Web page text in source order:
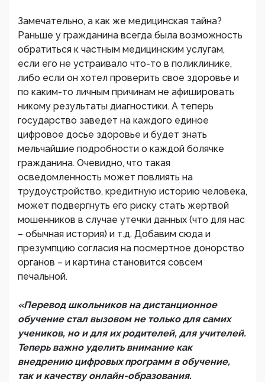
Замечательно, а как же медицинская тайна?
Раньше у гражданина всегда была возможность
обратиться к частным медицинским услугам,
если его не устраивало что-то в поликлинике,
либо если он хотел проверить свое здоровье и
по каким-то личным причинам не афишировать
никому результаты диагностики. А теперь
государство заведет на каждого единое
цифровое досье здоровье и будет знать
мельчайшие подробности о каждой болячке
гражданина. Очевидно, что такая
осведомленность может повлиять на
трудоустройство, кредитную историю человека,
может подвергнуть его риску стать жертвой
мошенников в случае утечки данных (что для нас
– обычная история) и т.д. Добавим сюда и
презумпцию согласия на посмертное донорство
органов – и картина становится совсем
печальной.
«Перевод школьников на дистанционное
обучение стал вызовом не только для самих
учеников, но и для их родителей, для учителей.
Теперь важно уделить внимание как
внедрению цифровых программ в обучение,
так и качеству онлайн-образования.